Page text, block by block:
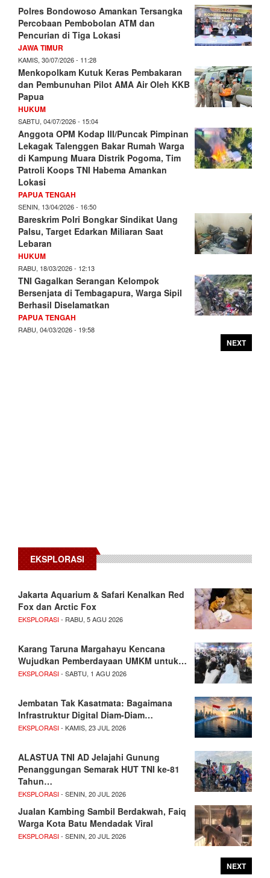
Polres Bondowoso Amankan Tersangka
Percobaan Pembobolan ATM dan
Pencurian di Tiga Lokasi
JAWA TIMUR
KAMIS, 30/07/2026 - 11:28
Menkopolkam Kutuk Keras Pembakaran
dan Pembunuhan Pilot AMA Air Oleh KKB
Papua
HUKUM
SABTU, 04/07/2026 - 15:04
Anggota OPM Kodap III/Puncak Pimpinan
Lekagak Talenggen Bakar Rumah Warga
di Kampung Muara Distrik Pogoma, Tim
Patroli Koops TNI Habema Amankan
Lokasi
PAPUA TENGAH
SENIN, 13/04/2026 - 16:50
Bareskrim Polri Bongkar Sindikat Uang
Palsu, Target Edarkan Miliaran Saat
Lebaran
HUKUM
RABU, 18/03/2026 - 12:13
TNI Gagalkan Serangan Kelompok
Bersenjata di Tembagapura, Warga Sipil
Berhasil Diselamatkan
PAPUA TENGAH
RABU, 04/03/2026 - 19:58
NEXT
EKSPLORASI
Jakarta Aquarium & Safari Kenalkan Red
Fox dan Arctic Fox
EKSPLORASI- RABU, 5 AGU 2026
Karang Taruna Margahayu Kencana
Wujudkan Pemberdayaan UMKM untuk…
EKSPLORASI- SABTU, 1 AGU 2026
Jembatan Tak Kasatmata: Bagaimana
Infrastruktur Digital Diam-Diam…
EKSPLORASI- KAMIS, 23 JUL 2026
ALASTUA TNI AD Jelajahi Gunung
Penanggungan Semarak HUT TNI ke-81
Tahun…
EKSPLORASI- SENIN, 20 JUL 2026
Jualan Kambing Sambil Berdakwah, Faiq
Warga Kota Batu Mendadak Viral
EKSPLORASI- SENIN, 20 JUL 2026
NEXT